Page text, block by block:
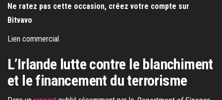
Ne ratez pas cette occasion, créez votre compte sur
Bitvavo
Lien commercial
L’Irlande lutte contre le blanchiment
et le financement du terrorisme